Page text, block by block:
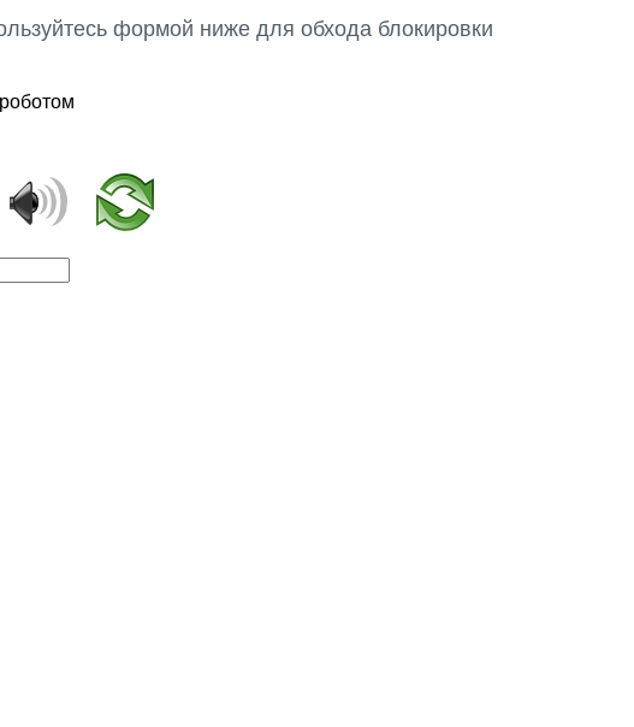
формой ниже для обхода блокировки